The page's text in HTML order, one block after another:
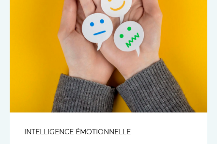
INTELLIGENCE ÉMOTIONNELLE